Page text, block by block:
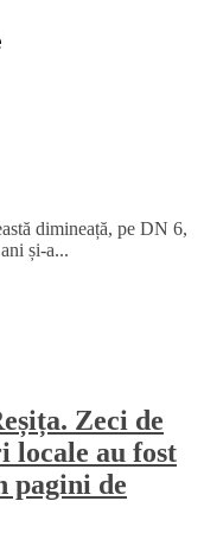
dimineață, pe DN 6,
și-a...
Zeci de
locale au fost
pagini de